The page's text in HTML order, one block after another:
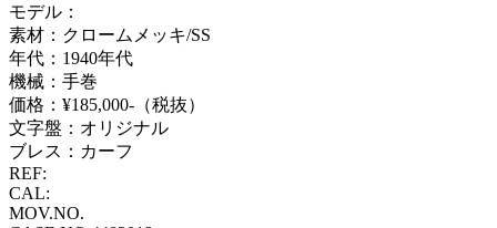
モデル：
素材：クロームメッキ/SS
年代：1940年代
機械：手巻
価格：¥185,000-（税抜）
文字盤：オリジナル
ブレス：カーフ
REF:
CAL:
MOV.NO.